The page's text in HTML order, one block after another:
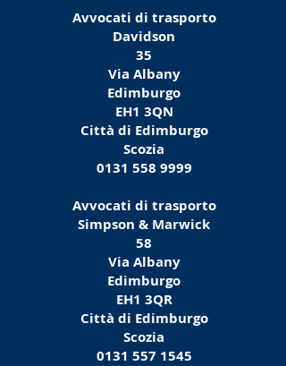
Avvocati di trasporto
Davidson
35
Via Albany
Edimburgo
EH1 3QN
Città di Edimburgo
Scozia
0131 558 9999
Avvocati di trasporto
Simpson & Marwick
58
Via Albany
Edimburgo
EH1 3QR
Città di Edimburgo
Scozia
0131 557 1545